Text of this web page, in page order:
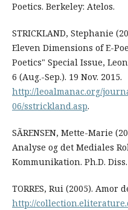
Poetics. Berkeley: Atelos.
STRICKLAND, Stephanie
Eleven Dimensions of E-
Poetics" Special Issue,
6 (Aug.-Sep.). 19 Nov. 2015.
http://leoalmanac.org/
06/sstrickland.asp.
SÃRENSEN, Mette-Marie
Analyse og det Mediales
Kommunikation. Ph.D.
TORRES, Rui (2005). Amor
http://